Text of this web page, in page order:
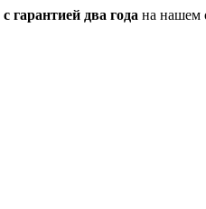
с гарантией два года на нашем